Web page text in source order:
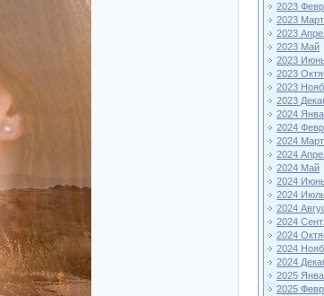
2023
2023 Март
2023
2023 Май
2023
2023
2023
2023
2024
2024
2024 Март
2024
2024 Май
2024
2024
2024
2024
2024
2024
2024
2025
2025